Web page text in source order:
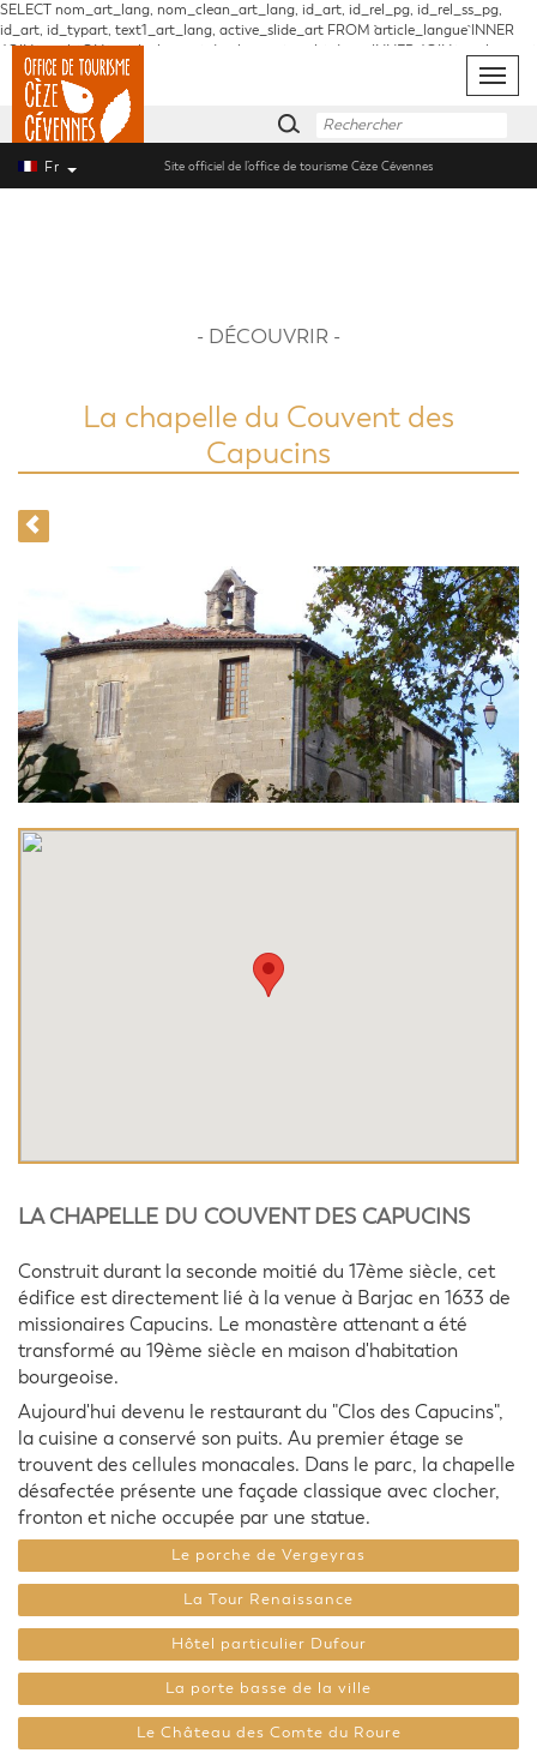
SELECT nom_art_lang, nom_clean_art_lang, id_art, id_rel_pg, id_rel_ss_pg,
id_art, id_typart, text1_art_lang, active_slide_art FROM `article_langue` INNER
JOIN `article` ON `article_langue`.id_rel_art = `article`.id_art INNER JOIN `article_type`
ON `article`.id_rel_typart = `article_type`.id_typart INNER JOIN `page` ON
`article`.id_rel_pg = `page`.id_pg INNER JOIN `partie` ON `page`.id_rel_part =
`partie`.id_part WHERE `article_langue`.id_rel_lang = '1' AND
`article_langue`.`nom_clean_art_lang` = 'la-chapelle-du-couvent-des-capucins'
Fr Site officiel de l’office de tourisme Cèze Cévennes
Toggle
- DÉCOUVRIR -
La chapelle du Couvent des
Capucins
LA CHAPELLE DU COUVENT DES CAPUCINS
Construit durant la seconde moitié du 17ème siècle, cet
édifice est directement lié à la venue à Barjac en 1633 de
missionaires Capucins. Le monastère attenant a été
transformé au 19ème siècle en maison d'habitation
bourgeoise.
Aujourd'hui devenu le restaurant du "Clos des Capucins",
la cuisine a conservé son puits. Au premier étage se
trouvent des cellules monacales. Dans le parc, la chapelle
désafectée présente une façade classique avec clocher,
fronton et niche occupée par une statue.
Le porche de Vergeyras
La Tour Renaissance
Hôtel particulier Dufour
La porte basse de la ville
Le Château des Comte du Roure